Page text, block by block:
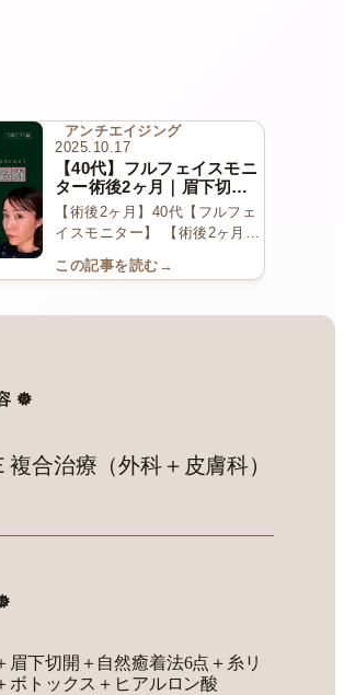
アンチエイジング
2025.10.17
【40代】フルフェイスモニ
ター術後2ヶ月｜眉下切開
＋表ハムラ＋顎ヒアル＋ボ
トックス
【術後2ヶ月】40代【フルフェ
イスモニター】 【術後2ヶ月】
目周りフル治療 × 顎ヒアルロ
者様の症例です
加齢とともに
この記事を読む →
𖣔
複合治療（外科＋皮膚科）
眉下切開＋自然癒着法6点＋糸リ
ボトックス＋ヒアルロン酸